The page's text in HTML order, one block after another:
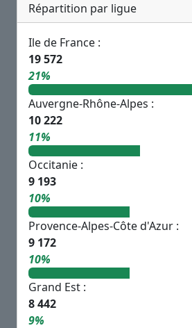
Répartition par ligue
Ile de France :
19 572
21%
Auvergne-Rhône-Alpes :
10 222
11%
Occitanie :
9 193
10%
Provence-Alpes-Côte d'Azur :
9 172
10%
Grand Est :
8 442
9%